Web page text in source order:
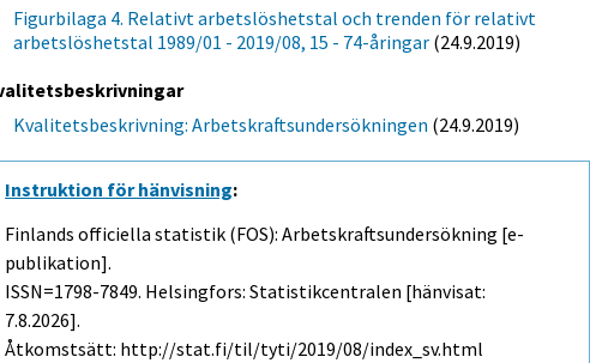
Figurbilaga 4. Relativt arbetslöshetstal och trenden för relativt
arbetslöshetstal 1989/01 - 2019/08, 15 - 74-åringar (24.9.2019)
Kvalitetsbeskrivning: Arbetskraftsundersökningen (24.9.2019)
Instruktion för hänvisning:
Finlands officiella statistik (FOS): Arbetskraftsundersökning [e-
publikation].
ISSN=1798-7849. Helsingfors: Statistikcentralen [hänvisat:
7.8.2026].
Åtkomstsätt: http://stat.fi/til/tyti/2019/08/index_sv.html